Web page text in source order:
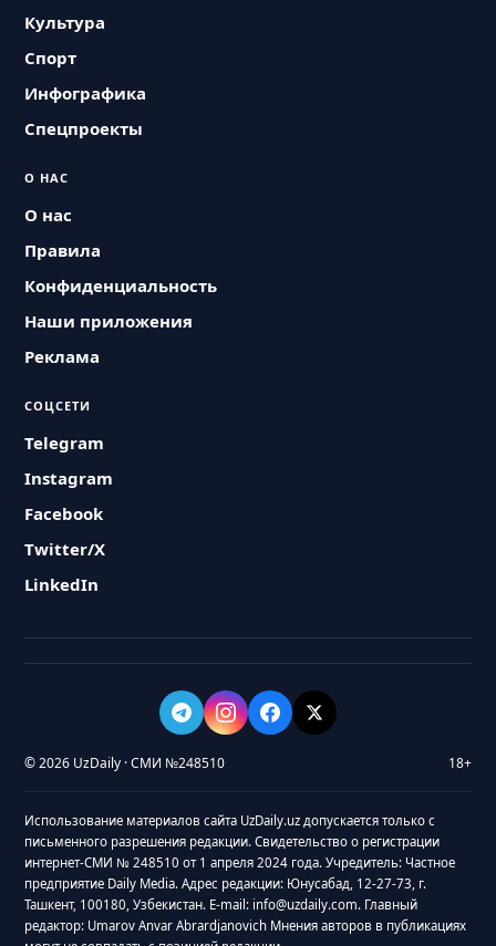
Культура
Спорт
Инфографика
Спецпроекты
О НАС
О нас
Правила
Конфиденциальность
Наши приложения
Реклама
СОЦСЕТИ
Telegram
Instagram
Facebook
Twitter/X
LinkedIn
© 2026 UzDaily · СМИ №248510 18+
Использование материалов сайта UzDaily.uz допускается только с
письменного разрешения редакции. Свидетельство о регистрации
интернет-СМИ № 248510 от 1 апреля 2024 года. Учредитель: Частное
предприятие Daily Media. Адрес редакции: Юнусабад, 12-27-73, г.
Ташкент, 100180, Узбекистан. E-mail: info@uzdaily.com. Главный
редактор: Umarov Anvar Abrardjanovich Мнения авторов в публикациях